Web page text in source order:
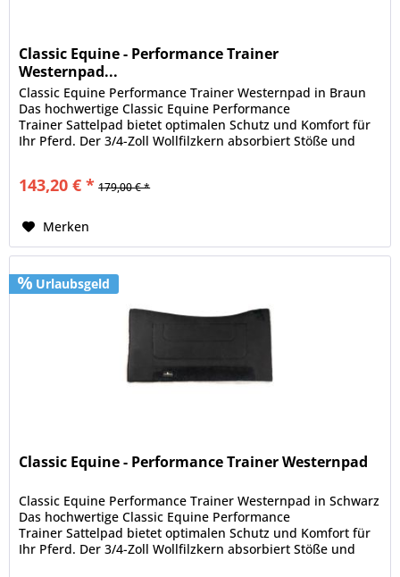
Classic Equine - Performance Trainer
Westernpad...
Classic Equine Performance Trainer Westernpad in Braun
Das hochwertige Classic Equine Performance
Trainer Sattelpad bietet optimalen Schutz und Komfort für
Ihr Pferd. Der 3/4-Zoll Wollfilzkern absorbiert Stöße und
143,20 € * 179,00 € *
Merken
Urlaubsgeld
Classic Equine - Performance Trainer Westernpad
Classic Equine Performance Trainer Westernpad in Schwarz
Das hochwertige Classic Equine Performance
Trainer Sattelpad bietet optimalen Schutz und Komfort für
Ihr Pferd. Der 3/4-Zoll Wollfilzkern absorbiert Stöße und